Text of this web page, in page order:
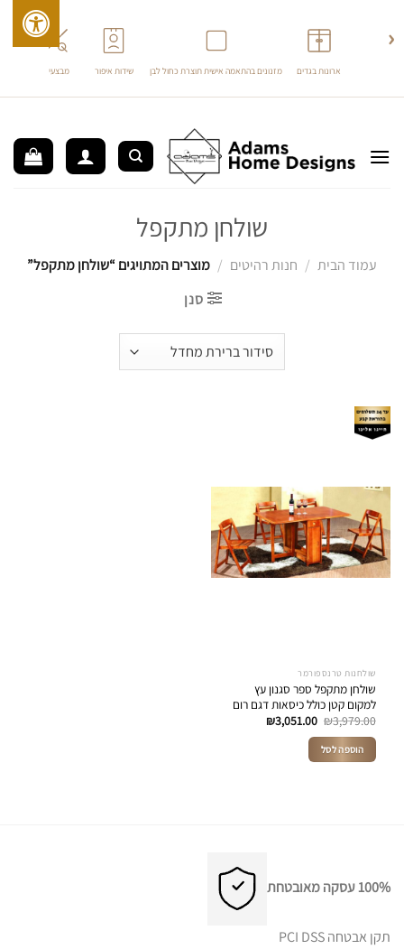
‹
ארונות בגדים מזנונים בהתאמה אישית תוצרת כחול לבן שידות איפור מבצעים
›
שולחן מתקפל
עמוד הבית / חנות רהיטים / מוצרים המתויגים “שולחן מתקפל”
סנן
שולחנות טרנספורמר
שולחן מתקפל ספר סגנון עץ
למקום קטן כולל כיסאות דגם רום
₪3,979.00 המחיר
המקורי
היה:
₪3,979.00.
₪3,051.00
הוספה לסל
100% עסקה מאובטחת
תקן אבטחה PCI DSS